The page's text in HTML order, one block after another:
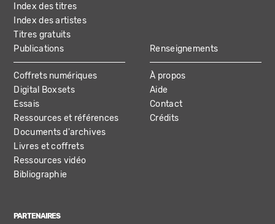
Index des titres
Index des artistes
Titres gratuits
Publications
Coffrets numériques
Digital Boxsets
Essais
Ressources et références
Documents d'archives
Livres et coffrets
Ressources vidéo
Bibliographie
Renseignements
À propos
Aide
Contact
Crédits
PARTENAIRES